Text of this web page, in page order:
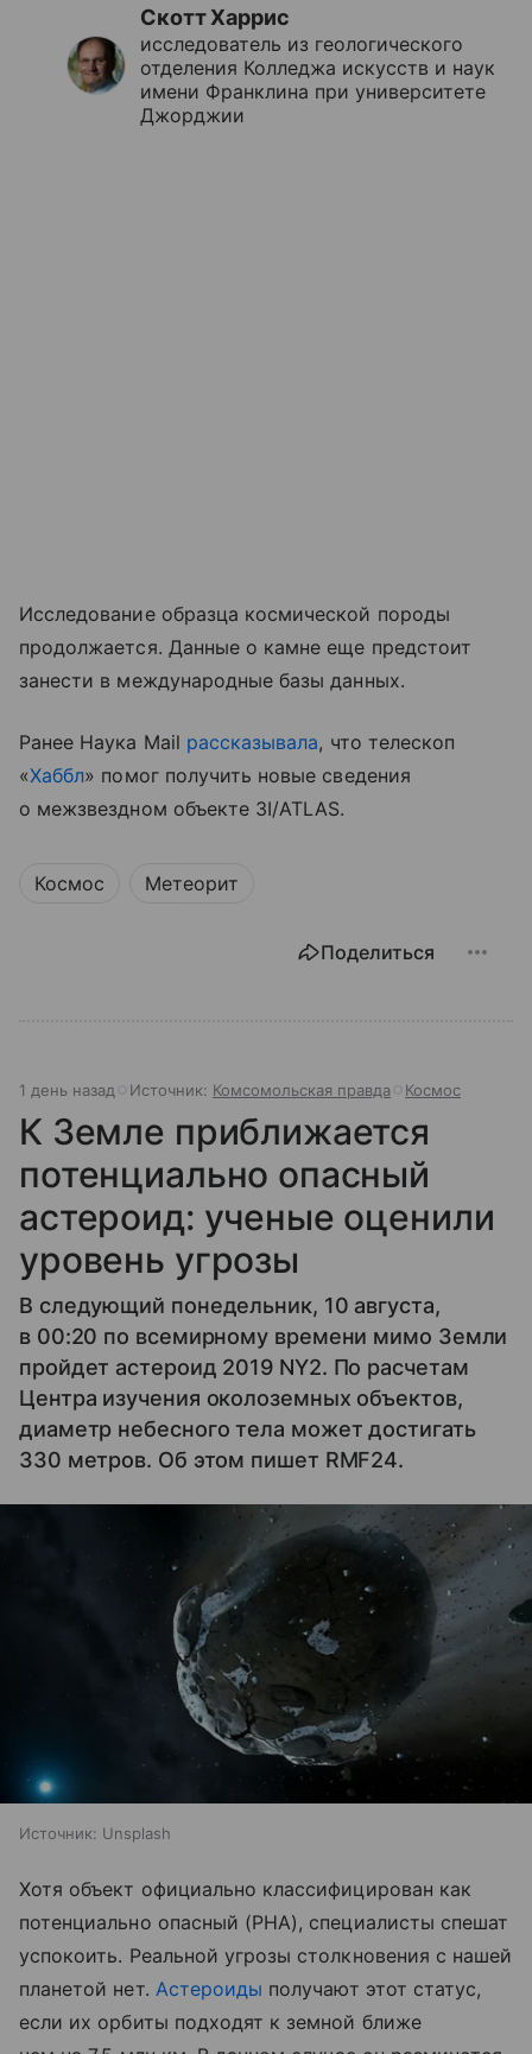
Скотт Харрис
исследователь из геологического
отделения Колледжа искусств и наук
имени Франклина при университете
Джорджии
Исследование образца космической породы
продолжается. Данные о камне еще предстоит
занести в международные базы данных.
Ранее Наука Mail рассказывала, что телескоп
«Хаббл» помог получить новые сведения
о межзвездном объекте 3I/ATLAS.
Космос Метеорит
Поделиться
1 день назад Источник: Комсомольская правда Космос
К Земле приближается
потенциально опасный
астероид: ученые оценили
уровень угрозы
В следующий понедельник, 10 августа,
в 00:20 по всемирному времени мимо Земли
пройдет астероид 2019 NY2. По расчетам
Центра изучения околоземных объектов,
диаметр небесного тела может достигать
330 метров. Об этом пишет RMF24.
Источник: Unsplash
Хотя объект официально классифицирован как
потенциально опасный (PHA), специалисты спешат
успокоить. Реальной угрозы столкновения с нашей
планетой нет. Астероиды получают этот статус,
если их орбиты подходят к земной ближе